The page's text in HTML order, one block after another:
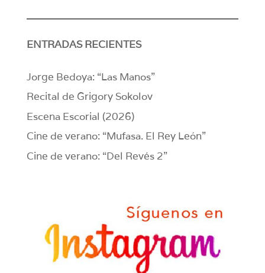
ENTRADAS RECIENTES
Jorge Bedoya: “Las Manos”
Recital de Grigory Sokolov
Escena Escorial (2026)
Cine de verano: “Mufasa. El Rey León”
Cine de verano: “Del Revés 2”